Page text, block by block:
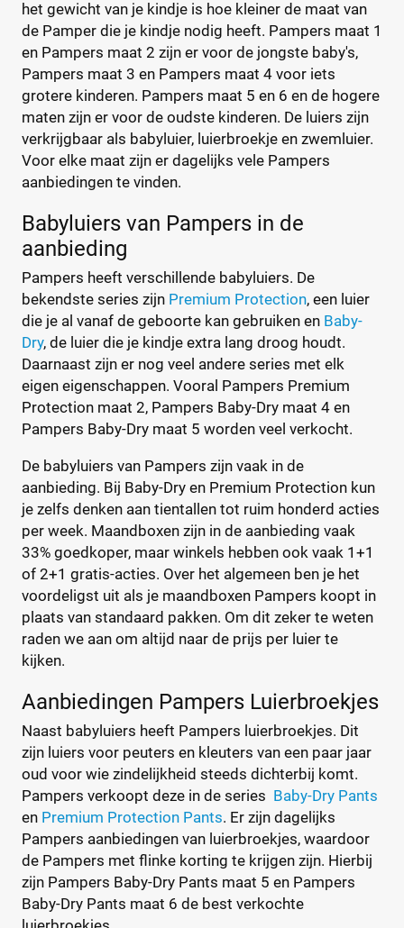
het gewicht van je kindje is hoe kleiner de maat van
de Pamper die je kindje nodig heeft. Pampers maat 1
en Pampers maat 2 zijn er voor de jongste baby's,
Pampers maat 3 en Pampers maat 4 voor iets
grotere kinderen. Pampers maat 5 en 6 en de hogere
maten zijn er voor de oudste kinderen. De luiers zijn
verkrijgbaar als babyluier, luierbroekje en zwemluier.
Voor elke maat zijn er dagelijks vele Pampers
aanbiedingen te vinden.
Babyluiers van Pampers in de
aanbieding
Pampers heeft verschillende babyluiers. De
bekendste series zijn Premium Protection, een luier
die je al vanaf de geboorte kan gebruiken en Baby-
Dry, de luier die je kindje extra lang droog houdt.
Daarnaast zijn er nog veel andere series met elk
eigen eigenschappen. Vooral Pampers Premium
Protection maat 2, Pampers Baby-Dry maat 4 en
Pampers Baby-Dry maat 5 worden veel verkocht.
De babyluiers van Pampers zijn vaak in de
aanbieding. Bij Baby-Dry en Premium Protection kun
je zelfs denken aan tientallen tot ruim honderd acties
per week. Maandboxen zijn in de aanbieding vaak
33% goedkoper, maar winkels hebben ook vaak 1+1
of 2+1 gratis-acties. Over het algemeen ben je het
voordeligst uit als je maandboxen Pampers koopt in
plaats van standaard pakken. Om dit zeker te weten
raden we aan om altijd naar de prijs per luier te
kijken.
Aanbiedingen Pampers Luierbroekjes
Naast babyluiers heeft Pampers luierbroekjes. Dit
zijn luiers voor peuters en kleuters van een paar jaar
oud voor wie zindelijkheid steeds dichterbij komt.
Pampers verkoopt deze in de series Baby-Dry Pants
en Premium Protection Pants. Er zijn dagelijks
Pampers aanbiedingen van luierbroekjes, waardoor
de Pampers met flinke korting te krijgen zijn. Hierbij
zijn Pampers Baby-Dry Pants maat 5 en Pampers
Baby-Dry Pants maat 6 de best verkochte